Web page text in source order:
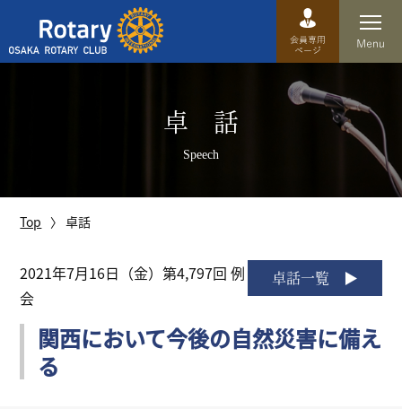
運営方針
歴史
特徴
理事・役員・委員会
卓 話
Speech
Top 卓話
卓話一覧
2021年7月16日（金）第4,797回 例
会
関西において今後の自然災害に備え
る